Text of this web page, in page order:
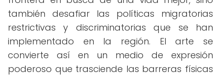
también desafiar las políticas migratorias
restrictivas y discriminatorias que se han
implementado en la región. El arte se
convierte así en un medio de expresión
poderoso que trasciende las barreras físicas